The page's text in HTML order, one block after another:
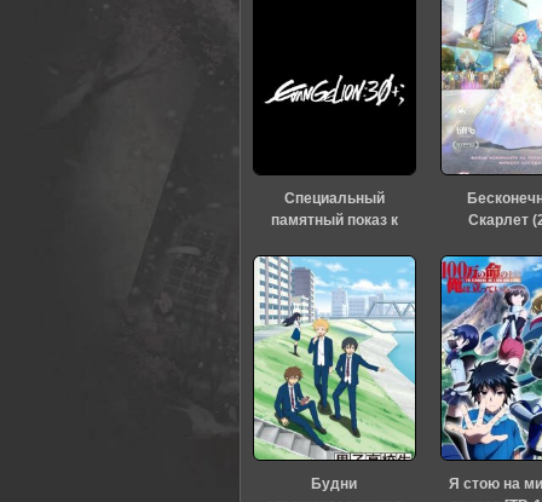
Специальный
памятный показ к
«Евангелиона» (2026)
Скарлет
Будни
Я стою на